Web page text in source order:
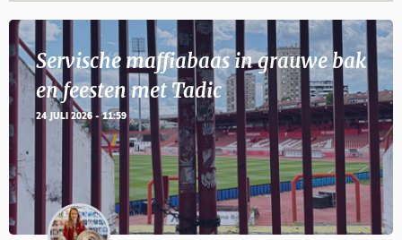
Servische maffiabaas in grauwe bak
en feesten met Tadic
24 JULI 2026 - 11:59